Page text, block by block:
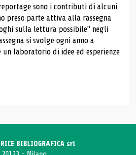
sono i contributi di alcuni
preso parte attiva alla rassegna
sulla lettura possibile" negli
si svolge ogni anno a
un laboratorio di idee ed esperienze
BIBLIOGRAFICA srl